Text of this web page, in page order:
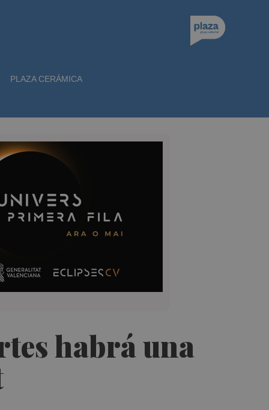
PLAZA CERÁMICA
habrá una